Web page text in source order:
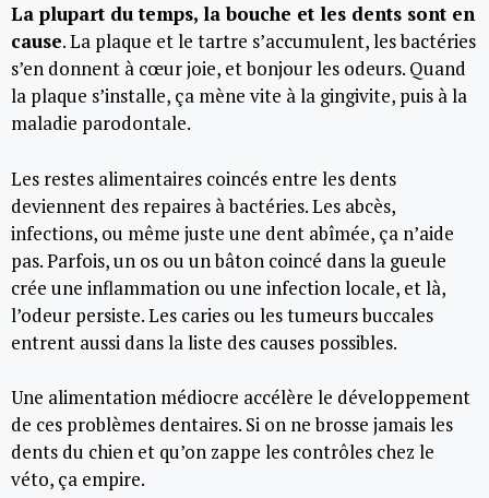
La plupart du temps, la bouche et les dents sont en
cause. La plaque et le tartre s’accumulent, les bactéries
s’en donnent à cœur joie, et bonjour les odeurs. Quand
la plaque s’installe, ça mène vite à la gingivite, puis à la
maladie parodontale.
Les restes alimentaires coincés entre les dents
deviennent des repaires à bactéries. Les abcès,
infections, ou même juste une dent abîmée, ça n’aide
pas. Parfois, un os ou un bâton coincé dans la gueule
crée une inflammation ou une infection locale, et là,
l’odeur persiste. Les caries ou les tumeurs buccales
entrent aussi dans la liste des causes possibles.
Une alimentation médiocre accélère le développement
de ces problèmes dentaires. Si on ne brosse jamais les
dents du chien et qu’on zappe les contrôles chez le
véto, ça empire.